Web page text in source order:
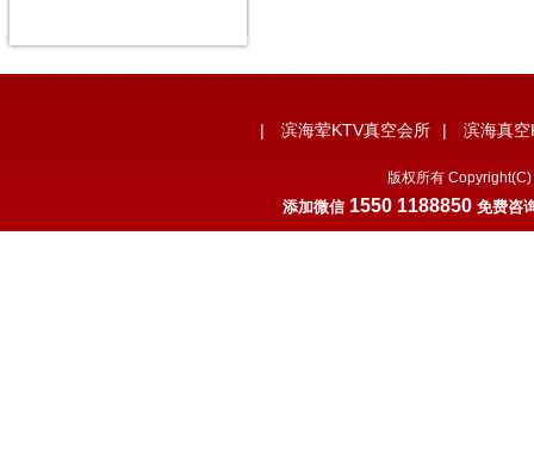
| 滨海荤KTV真空会所 | 滨海真
版权所有
添加微信 1550 1188850 免费咨